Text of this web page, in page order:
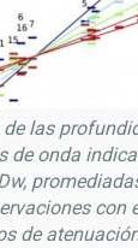
de las
de onda
con
de